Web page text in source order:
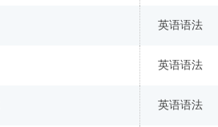
英语语法
英语语法
英语语法